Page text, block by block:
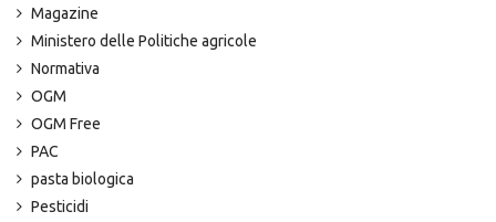
Magazine
Ministero delle Politiche agricole
Normativa
OGM
OGM Free
PAC
pasta biologica
Pesticidi